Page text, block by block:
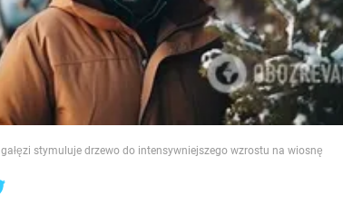
stymuluje drzewo do intensywniejszego wzrostu na wiosnę